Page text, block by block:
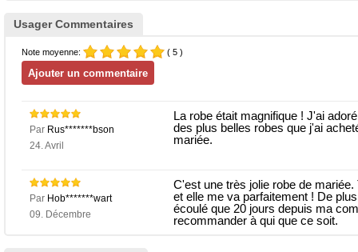
Usager Commentaires
Note moyenne: ( 5 )
Par Rus*******bson
24. Avril
La robe était magnifique ! J'ai
des plus belles robes que j'ai
mariée.
Par Hob*******wart
09. Décembre
C'est une très jolie robe de
et elle me va parfaitement ! De
écoulé que 20 jours depuis ma
recommander à qui que ce soit.